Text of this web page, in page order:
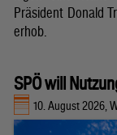
Präsident Donald
erhob.
SPÖ will
10. August 2026,